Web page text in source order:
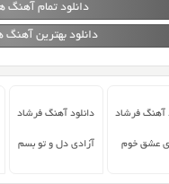
دانلود تمام آهنگ
دانلود بهترین آهنگ
آهنگ فرشاد
عشق خوم
دانلود آهنگ فرشاد
آزادی دل و تو بسم